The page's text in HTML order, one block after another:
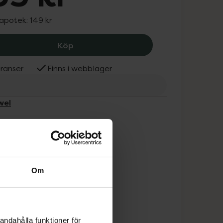
Om
funktioner för
149 kr
Köp Bronwel Comp, 135 kr.
Finns i webblager